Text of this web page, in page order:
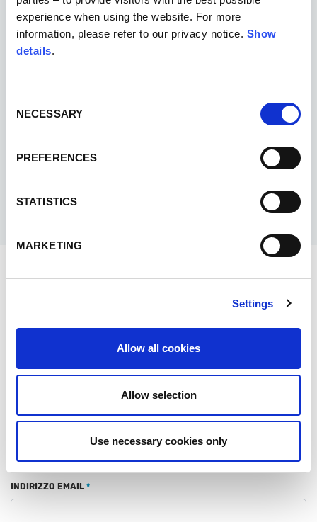
experience when using the website. For more
information, please refer to our privacy notice. Show
details.
Selection
NECESSARY
PREFERENCES
STATISTICS
MARKETING
Settings
Allow all cookies
Allow selection
Use necessary cookies only
COGNOME
INDIRIZZO EMAIL *